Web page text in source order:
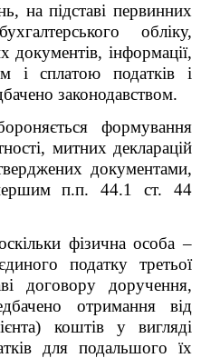
на підставі первинних
обліку,
документів, інформації,
і сплатою податків і
законодавством.
формування
митних декларацій
документами,
п.п. 44.1 ст. 44
фізична особа –
податку третьої
договору доручення,
отримання від
коштів у вигляді
для подальшого їх